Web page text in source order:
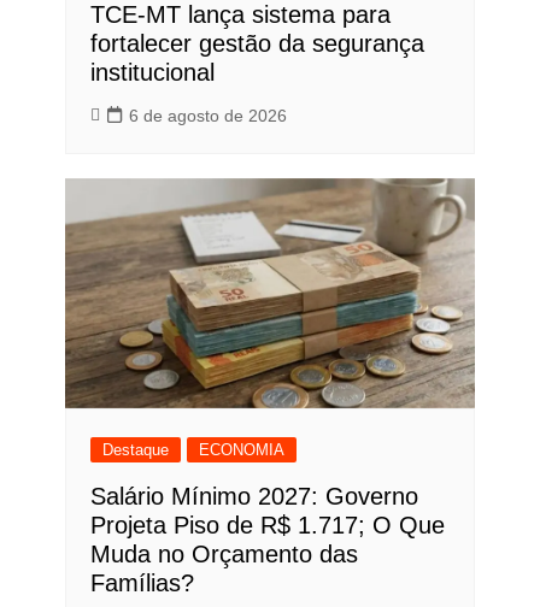
TCE-MT lança sistema para
fortalecer gestão da segurança
institucional
6 de agosto de 2026
Destaque ECONOMIA
Salário Mínimo 2027: Governo
Projeta Piso de R$ 1.717; O Que
Muda no Orçamento das
Famílias?